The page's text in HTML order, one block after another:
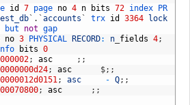
id 7 page no 4 n bits 72 index
PR
` . `accounts ` trx id 3364
lock
but not gap
no 3 PHYSICAL RECORD: n fields 4;
bits 0
; asc ; ;
; asc $; ;
; asc - Q; ;
; asc ; ;